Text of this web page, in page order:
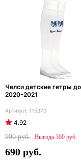
Челси детские гетры
2020-2021
115370
4.92
990
300
690